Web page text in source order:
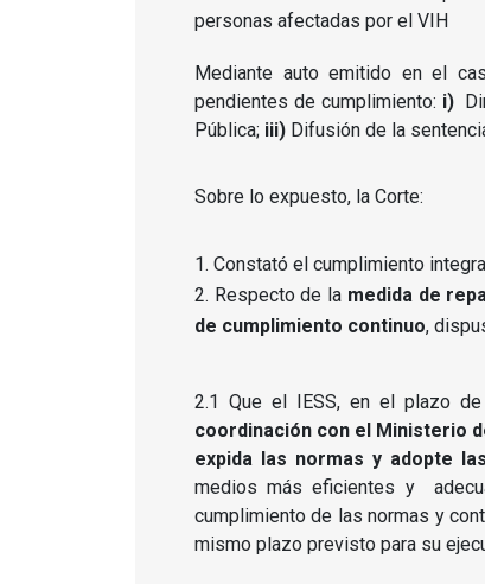
Mediante auto emitido en el
pendientes de cumplimiento: i)
Pública; iii) Difusión de la
Sobre lo expuesto, la Corte:
Constató el cumplimiento
Respecto de la medida de
de cumplimiento continuo,
2.1 Que el IESS, en el plazo
coordinación con el
expida las normas y adopte
medios más eficientes y
cumplimiento de las normas y
mismo plazo previsto para su